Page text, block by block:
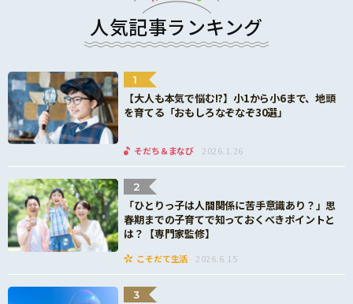
人気記事ランキング
1
【大人も本気で悩む!?】小1から小6まで、地頭
を育てる「おもしろなぞなぞ30選」
そだち＆まなび 2026.1.26
2
「ひとりっ子は人間関係に苦手意識あり？」思
春期までの子育てで知っておくべきポイントと
は？【専門家監修】
こそだて生活 2026.6.15
3